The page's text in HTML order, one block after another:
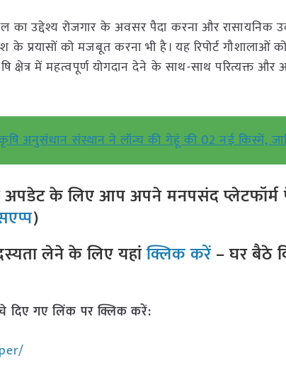
उद्देश्य रोजगार के अवसर पैदा करना और रासायनिक
प्रयासों को मजबूत करना भी है। यह रिपोर्ट गौशालाओं
क्षेत्र में महत्वपूर्ण योगदान देने के साथ-साथ परित्यक्त और
अनुसंधान संस्थान ने लॉन्च की गेहूं की 02 नई किस्में,
अपडेट के लिए आप अपने मनपसंद
)
लेने के लिए यहांक्लिक करें– घर बैठे
गए लिंक पर क्लिक करें: